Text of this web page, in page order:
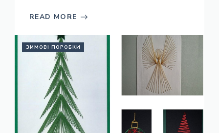
READ MORE
ЗИМОВІ ПОРОБКИ